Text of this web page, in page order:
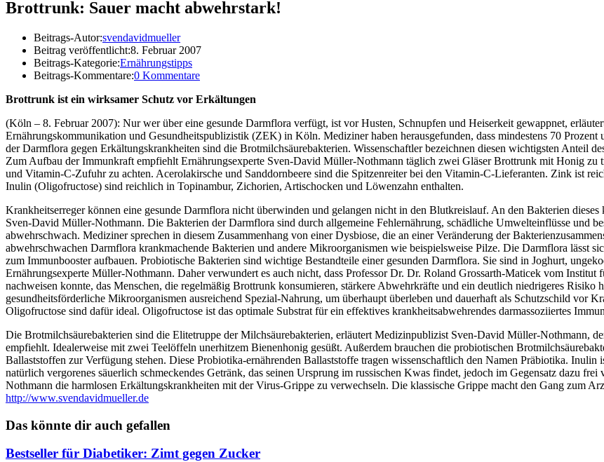
Brottrunk: Sauer macht abwehrstark!
Beitrags-Autor:svendavidmueller
Beitrag veröffentlicht:8. Februar 2007
Beitrags-Kategorie:Ernährungstipps
Beitrags-Kommentare:0 Kommentare
Brottrunk ist ein wirksamer Schutz vor Erkältungen
(Köln – 8. Februar 2007): Nur wer über eine gesunde Darmflora verfügt, ist vor Husten, Schnupfen und Heiserkeit gewappnet,
Ernährungskommunikation und Gesundheitspublizistik (ZEK) in Köln. Mediziner haben herausgefunden, dass mindestens 70
der Darmflora gegen Erkältungskrankheiten sind die Brotmilchsäurebakterien. Wissenschaftler bezeichnen diesen wichtigsten Anteil
Zum Aufbau der Immunkraft empfiehlt Ernährungsexperte Sven-David Müller-Nothmann täglich zwei Gläser Brottrunk mit Honig zu
und Vitamin-C-Zufuhr zu achten. Acerolakirsche und Sanddornbeere sind die Spitzenreiter bei den Vitamin-C-Lieferanten. Zink ist
Inulin (Oligofructose) sind reichlich in Topinambur, Zichorien, Artischocken und Löwenzahn enthalten.
Krankheitserreger können eine gesunde Darmflora nicht überwinden und gelangen nicht in den Blutkreislauf. An den Bakterien
Sven-David Müller-Nothmann. Die Bakterien der Darmflora sind durch allgemeine Fehlernährung, schädliche Umwelteinflüsse und
abwehrschwach. Mediziner sprechen in diesem Zusammenhang von einer Dysbiose, die an einer Veränderung der
abwehrschwachen Darmflora krankmachende Bakterien und andere Mikroorganismen wie beispielsweise Pilze. Die Darmflora lässt
zum Immunbooster aufbauen. Probiotische Bakterien sind wichtige Bestandteile einer gesunden Darmflora. Sie sind in Joghurt,
Ernährungsexperte Müller-Nothmann. Daher verwundert es auch nicht, dass Professor Dr. Dr. Roland Grossarth-Maticek vom
nachweisen konnte, das Menschen, die regelmäßig Brottrunk konsumieren, stärkere Abwehrkräfte und ein deutlich niedrigeres
gesundheitsförderliche Mikroorganismen ausreichend Spezial-Nahrung, um überhaupt überleben und dauerhaft als Schutzschild vor
Oligofructose sind dafür ideal. Oligofructose ist das optimale Substrat für ein effektives krankheitsabwehrendes darmassoziiertes
Die Brotmilchsäurebakterien sind die Elitetruppe der Milchsäurebakterien, erläutert Medizinpublizist Sven-David Müller-Nothmann,
empfiehlt. Idealerweise mit zwei Teelöffeln unerhitzem Bienenhonig gesüßt. Außerdem brauchen die probiotischen
Ballaststoffen zur Verfügung stehen. Diese Probiotika-ernährenden Ballaststoffe tragen wissenschaftlich den Namen Präbiotika.
natürlich vergorenes säuerlich schmeckendes Getränk, das seinen Ursprung im russischen Kwas findet, jedoch im Gegensatz dazu
Nothmann die harmlosen Erkältungskrankheiten mit der Virus-Grippe zu verwechseln. Die klassische Grippe macht den Gang zum
http://www.svendavidmueller.de
Das könnte dir auch gefallen
Bestseller für Diabetiker: Zimt gegen Zucker